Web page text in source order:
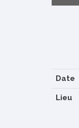
Date
Lieu